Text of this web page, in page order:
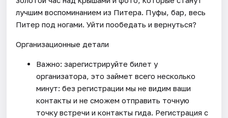
лучшим воспоминанием из Питера. Пуфы, бар, весь
Питер под ногами. Уйти пообедать и вернуться?
Организационные детали
Важно: зарегистрируйте билет у
организатора, это займет всего несколько
минут: без регистрации мы не видим ваши
контакты и не сможем отправить точную
точку встречи и контакты гида. Регистрация с